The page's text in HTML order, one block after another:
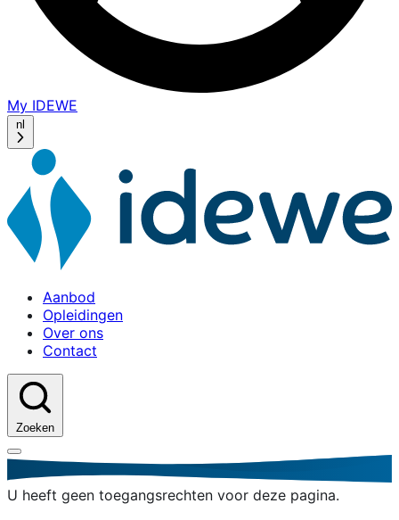
My IDEWE
window)
nl
Aanbod
Opleidingen
Over ons
Contact
Zoeken
U heeft geen toegangsrechten voor deze pagina.